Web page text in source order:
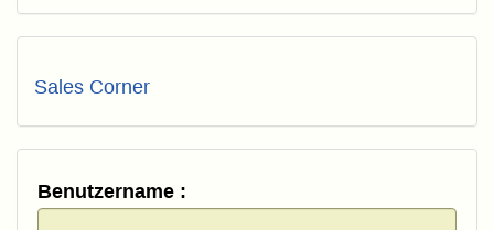
Sales Corner
Benutzername :